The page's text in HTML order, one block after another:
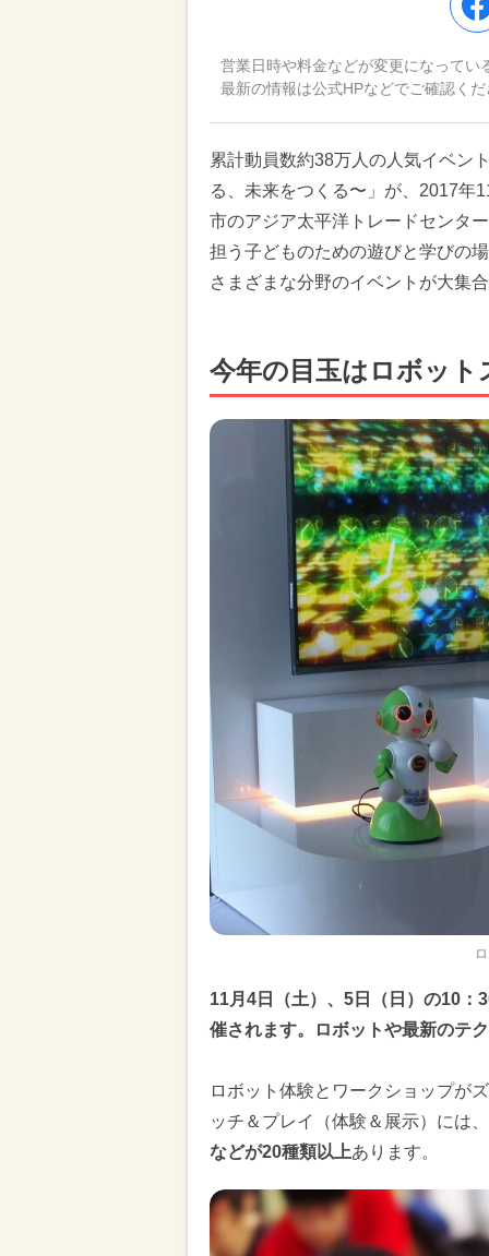
営業日時や料金などが変更になってい
最新の情報は公式HPなどでご確認く
累計動員数約38万人の人気イベン
る、未来をつくる〜」が、2017年
市のアジア太平洋トレードセンタ
担う子どものための遊びと学びの
さまざまな分野のイベントが大集
今年の目玉はロボット
11月4日（土）、5日（日）の10：
催されます。ロボットや最新のテ
ロボット体験とワークショップが
ッチ＆プレイ（体験＆展示）には、
などが20種類以上あります。